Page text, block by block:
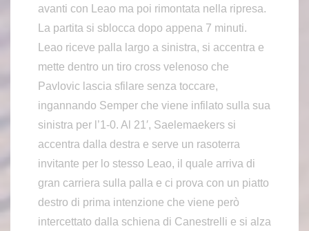
avanti con Leao ma poi rimontata nella ripresa.
La partita si sblocca dopo appena 7 minuti.
Leao riceve palla largo a sinistra, si accentra e
mette dentro un tiro cross velenoso che
Pavlovic lascia sfilare senza toccare,
ingannando Semper che viene infilato sulla sua
sinistra per l’1-0. Al 21′, Saelemaekers si
accentra dalla destra e serve un rasoterra
invitante per lo stesso Leao, il quale arriva di
gran carriera sulla palla e ci prova con un piatto
destro di prima intenzione che viene però
intercettato dalla schiena di Canestrelli e si alza